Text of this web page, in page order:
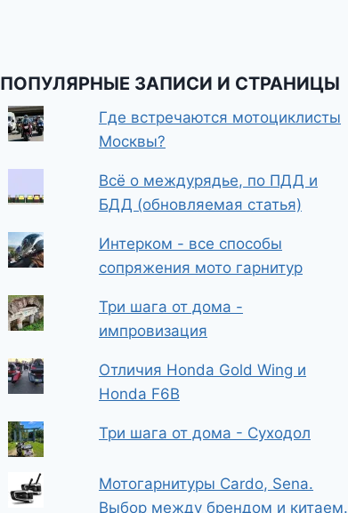
ПОПУЛЯРНЫЕ ЗАПИСИ И СТРАНИЦЫ
Где встречаются мотоциклисты
Москвы?
Всё о междурядье, по ПДД и
БДД (обновляемая статья)
Интерком - все способы
сопряжения мото гарнитур
Три шага от дома -
импровизация
Отличия Honda Gold Wing и
Honda F6B
Три шага от дома - Суходол
Мотогарнитуры Cardo, Sena.
Выбор между брендом и китаем.